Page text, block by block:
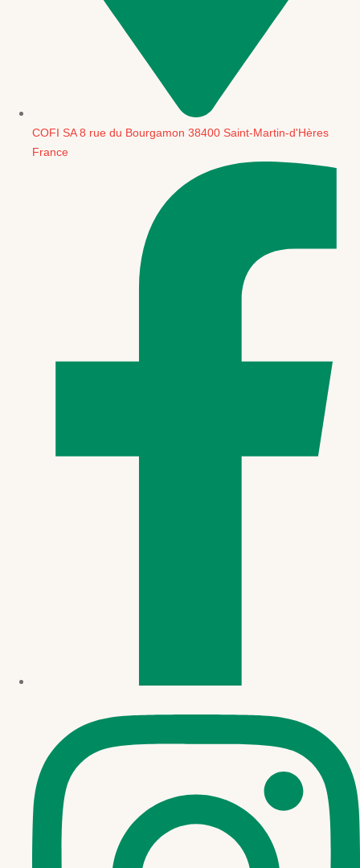
COFI SA 8 rue du Bourgamon 38400 Saint-Martin-d'Hères
France